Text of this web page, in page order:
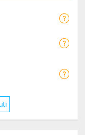
2499551353862